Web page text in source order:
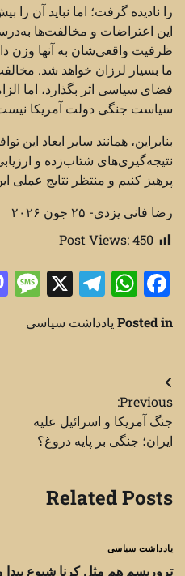
را نادیده گرفت؛ اما نباید آن را
این اعتراضات و مخالفت‌ها
ظرفیت واقعی‌شان به آنها وزن
ما بسیار لرزان خواهد شد.
فضای سیاسی اثر بگذارد، اما
سیاست جنگی دولت آمریکا
بنابراین، همانند سایر ابعاد این
نتیجه‌گیری‌های شتاب‌زده و
پرهیز کنیم و منتظر نتایج عملی
رضا فانی یزدی- ۲۵ جون ۲۰۲۶
Post Views:450
Facebook
X
Posted in یادداشت سیاسی
راهبری
نوشته
Previous:
جنگ آمریکا و اسرائیل علیه
ایران؛ جنگی بر پایه دروغ؟
Related Posts
یادداشت سیاسی
تروریسم هم مثل کرنا شیوع پیدا